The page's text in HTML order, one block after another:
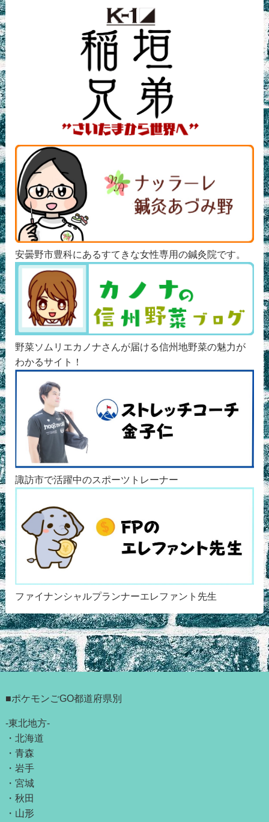
安曇野市豊科にあるすてきな女性専用の鍼灸院です。
野菜ソムリエカノナさんが届ける信州地野菜の魅力が
わかるサイト！
諏訪市で活躍中のスポーツトレーナー
ファイナンシャルプランナーエレファント先生
■ポケモンごGO都道府県別
-東北地方-
・ 北海道
・ 青森
・ 岩手
・ 宮城
・ 秋田
・ 山形